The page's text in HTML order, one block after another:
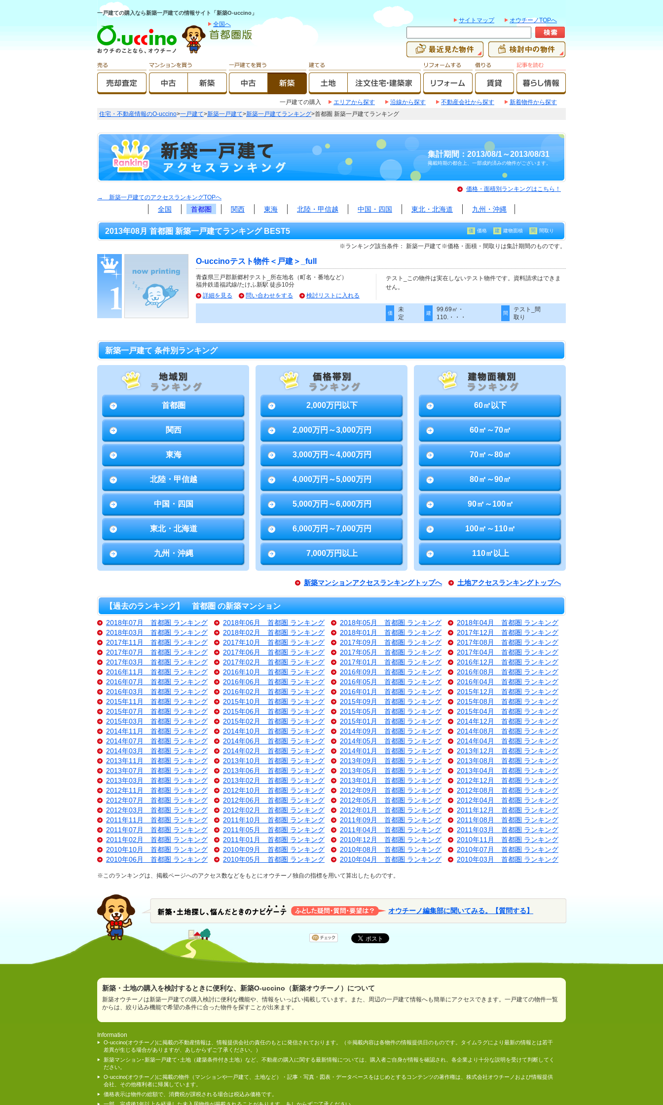
一戸建ての購入なら新築一戸建ての情報サイト「新築O-uccino」
全国へ
サイトマップ オウチーノTOPへ
一戸建ての購入 エリアから探す 沿線から探す 不動産会社から探す
新着物件から探す
住宅・不動産情報のO-uccino>一戸建て>新築一戸建て>新築一戸建てランキング>首都圏 新築一戸建てランキング
集計期間：2013/08/1～2013/08/31
掲載時期の都合上、一部成約済みの物件がございます。
価格・面積別ランキングはこちら！
→ 新築一戸建てのアクセスランキングTOPへ
全国 首都圏 関西 東海 北陸・甲信越 中国・四国 東北・北海道 九州・沖縄
2013年08月 首都圏 新築一戸建てランキング BEST5 価 価格 建 建物面積 間 間取り
※ランキング該当条件： 新築一戸建て※価格・面積・間取りは集計期間のものです。
O-uccinoテスト物件＜戸建＞_full
青森県三戸郡新郷村テスト_所在地名（町名・番地など）
福井鉄道福武線/たけふ新駅 徒歩10分
詳細を見る
問い合わせをする 検討リストに入れる
テスト_この物件は実在しないテスト物件です。資料請求はできま
せん。
価
未
定
建
99.69㎡・
110.・・・
間
テスト_間
取り
新築一戸建て 条件別ランキング
首都圏
関西
東海
北陸・甲信越
中国・四国
東北・北海道
九州・沖縄
2,000万円以下
2,000万円～3,000万円
3,000万円～4,000万円
4,000万円～5,000万円
5,000万円～6,000万円
6,000万円～7,000万円
7,000万円以上
60㎡以下
60㎡～70㎡
70㎡～80㎡
80㎡～90㎡
90㎡～100㎡
100㎡～110㎡
110㎡以上
新築マンションアクセスランキングトップへ 土地アクセスランキングトップへ
【過去のランキング】 首都圏 の新築マンション
2018年07月 首都圏 ランキング 2018年06月 首都圏 ランキング 2018年05月 首都圏 ランキング
2018年04月 首都圏 ランキング
2018年03月 首都圏 ランキング
2018年02月 首都圏 ランキング 2018年01月 首都圏 ランキング
2017年12月 首都圏 ランキング
2017年11月 首都圏 ランキング
2017年10月 首都圏 ランキング 2017年09月 首都圏 ランキング
2017年08月 首都圏 ランキング
2017年07月 首都圏 ランキング
2017年06月 首都圏 ランキング 2017年05月 首都圏 ランキング
2017年04月 首都圏 ランキング
2017年03月 首都圏 ランキング
2017年02月 首都圏 ランキング 2017年01月 首都圏 ランキング
2016年12月 首都圏 ランキング
2016年11月 首都圏 ランキング
2016年10月 首都圏 ランキング 2016年09月 首都圏 ランキング
2016年08月 首都圏 ランキング
2016年07月 首都圏 ランキング
2016年06月 首都圏 ランキング 2016年05月 首都圏 ランキング
2016年04月 首都圏 ランキング
2016年03月 首都圏 ランキング
2016年02月 首都圏 ランキング 2016年01月 首都圏 ランキング
2015年12月 首都圏 ランキング
2015年11月 首都圏 ランキング
2015年10月 首都圏 ランキング 2015年09月 首都圏 ランキング
2015年08月 首都圏 ランキング
2015年07月 首都圏 ランキング
2015年06月 首都圏 ランキング 2015年05月 首都圏 ランキング
2015年04月 首都圏 ランキング
2015年03月 首都圏 ランキング
2015年02月 首都圏 ランキング 2015年01月 首都圏 ランキング
2014年12月 首都圏 ランキング
2014年11月 首都圏 ランキング
2014年10月 首都圏 ランキング 2014年09月 首都圏 ランキング
2014年08月 首都圏 ランキング
2014年07月 首都圏 ランキング
2014年06月 首都圏 ランキング 2014年05月 首都圏 ランキング
2014年04月 首都圏 ランキング
2014年03月 首都圏 ランキング
2014年02月 首都圏 ランキング 2014年01月 首都圏 ランキング
2013年12月 首都圏 ランキング
2013年11月 首都圏 ランキング
2013年10月 首都圏 ランキング 2013年09月 首都圏 ランキング
2013年08月 首都圏 ランキング
2013年07月 首都圏 ランキング
2013年06月 首都圏 ランキング 2013年05月 首都圏 ランキング
2013年04月 首都圏 ランキング
2013年03月 首都圏 ランキング
2013年02月 首都圏 ランキング 2013年01月 首都圏 ランキング
2012年12月 首都圏 ランキング
2012年11月 首都圏 ランキング
2012年10月 首都圏 ランキング 2012年09月 首都圏 ランキング
2012年08月 首都圏 ランキング
2012年07月 首都圏 ランキング
2012年06月 首都圏 ランキング 2012年05月 首都圏 ランキング
2012年04月 首都圏 ランキング
2012年03月 首都圏 ランキング
2012年02月 首都圏 ランキング 2012年01月 首都圏 ランキング
2011年12月 首都圏 ランキング
2011年11月 首都圏 ランキング
2011年10月 首都圏 ランキング 2011年09月 首都圏 ランキング
2011年08月 首都圏 ランキング
2011年07月 首都圏 ランキング
2011年05月 首都圏 ランキング 2011年04月 首都圏 ランキング
2011年03月 首都圏 ランキング
2011年02月 首都圏 ランキング
2011年01月 首都圏 ランキング 2010年12月 首都圏 ランキング
2010年11月 首都圏 ランキング
2010年10月 首都圏 ランキング
2010年09月 首都圏 ランキング 2010年08月 首都圏 ランキング
2010年07月 首都圏 ランキング
2010年06月 首都圏 ランキング
2010年05月 首都圏 ランキング 2010年04月 首都圏 ランキング 2010年03月 首都圏 ランキング
※このランキングは、掲載ページへのアクセス数などをもとにオウチーノ独自の指標を用いて算出したものです。
オウチーノ編集部に聞いてみる。【質問する】
新築・土地の購入を検討するときに便利な、新築O-uccino（新築オウチーノ）について
新築オウチーノは新築一戸建ての購入検討に便利な機能や、情報をいっぱい掲載しています。また、周辺の一戸建て情報へも簡単にアクセスできます。一戸建ての物件一覧
からは、絞り込み機能で希望の条件に合った物件を探すことが出来ます。
Information
O-uccino(オウチーノ)に掲載の不動産情報は、情報提供会社の責任のもとに発信されております。（※掲載内容は各物件の情報提供日のものです。タイムラグにより最新の情報とは若干
差異が生じる場合がありますが、あしからずご了承ください。）
新築マンション･新築一戸建て･土地（建築条件付き土地）など、不動産の購入に関する最新情報については、購入者ご自身が情報を確認され、各企業より十分な説明を受けて判断してく
ださい。
O-uccino(オウチーノ)に掲載の物件（マンションや一戸建て、土地など）・記事・写真・図表・データベースをはじめとするコンテンツの著作権は、株式会社オウチーノおよび情報提供
会社、その他権利者に帰属しています。
価格表示は物件の総額で、消費税が課税される場合は税込み価格です。